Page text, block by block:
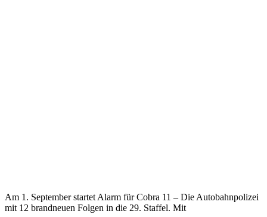
Am 1. September startet Alarm für Cobra 11 – Die Autobahnpolizei
mit 12 brandneuen Folgen in die 29. Staffel. Mit